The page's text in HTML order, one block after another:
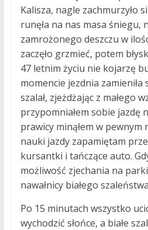
Kalisza, nagle zachmurzyło
runęła na nas masa śniegu,
zamrożonego deszczu w
zaczęło grzmieć, potem
47 letnim życiu nie kojarzę
momencie jezdnia zamieniła
szalał, zjeżdżając z małego
przypomniałem sobie jazdę
prawicy minąłem w pewnym
nauki jazdy zapamiętam
kursantki i tańczące auto.
możliwość zjechania na
nawałnicy białego
Po 15 minutach wszystko
wychodzić słońce, a białe